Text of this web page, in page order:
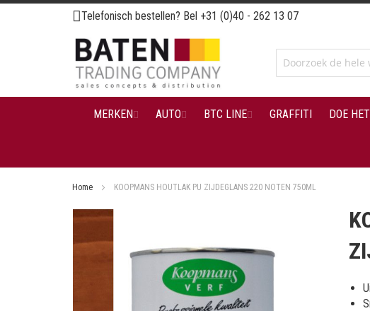
Ga
naar
de
inhoud
Telefonisch bestellen? Bel +31 (0)40 - 262 13 07
MERKEN AUTO BTC LINE GRAFFITI DOE
Home KOOPMANS HOUTLAK PU ZIJDEGLANS 220 NOTEN 750ML
Ga
het